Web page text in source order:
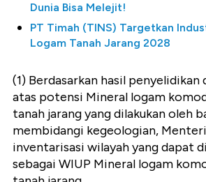
Dunia Bisa Melejit!
PT Timah (TINS) Targetkan
Logam Tanah Jarang 2028
(1) Berdasarkan hasil
atas potensi Mineral logam
tanah jarang yang dilakukan oleh
membidangi kegeologian,
inventarisasi wilayah yang dapat
sebagai WIUP Mineral logam